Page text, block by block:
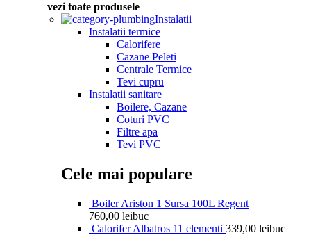
vezi toate produsele
Instalatii
Instalatii termice
Calorifere
Cazane Peleti
Centrale Termice
Tevi cupru
Instalatii sanitare
Boilere, Cazane
Coturi PVC
Filtre apa
Tevi PVC
Cele mai populare
Boiler Ariston 1 Sursa 100L Regent
760,00 leibuc
Calorifer Albatros 11 elementi 339,00 leibuc